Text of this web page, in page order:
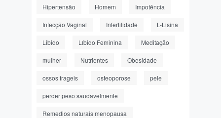
Hipertensão Homem Impotência
Infecção Vaginal Infertilidade L-Lisina
Libido Líbido Feminina Meditação
mulher Nutrientes Obesidade
ossos frageis osteoporose pele
perder peso saudavelmente
Remedios naturais menopausa